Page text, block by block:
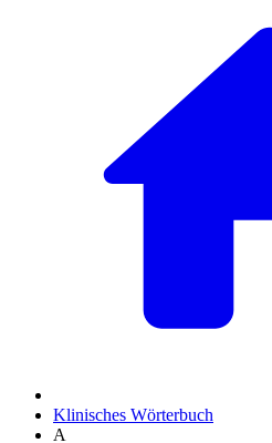
Klinisches Wörterbuch
A